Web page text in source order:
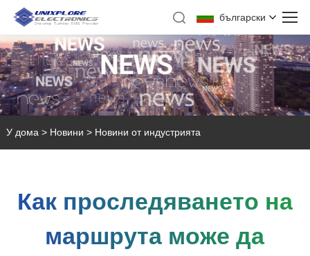
български
У дома > Новини > Новини от индустрията
Как проследяването на
маршрута може да